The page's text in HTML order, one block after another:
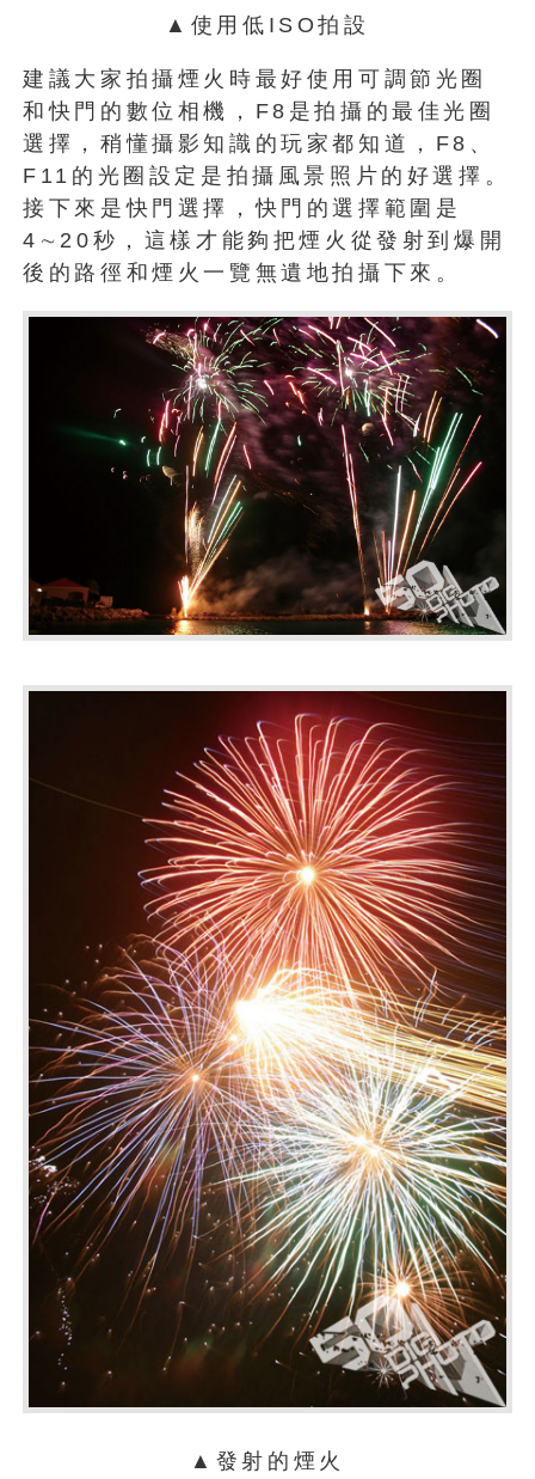
▲使用低ISO拍設
建議大家拍攝煙火時最好使用可調節光圈
和快門的數位相機，F8是拍攝的最佳光圈
選擇，稍懂攝影知識的玩家都知道，F8、
F11的光圈設定是拍攝風景照片的好選擇。
接下來是快門選擇，快門的選擇範圍是
4∼20秒，這樣才能夠把煙火從發射到爆開
後的路徑和煙火一覽無遺地拍攝下來。
▲發射的煙火